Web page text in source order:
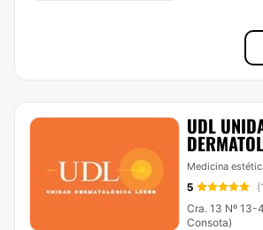
UDL
Medicina
5
Cra. 13 Nº 13-
Consota)